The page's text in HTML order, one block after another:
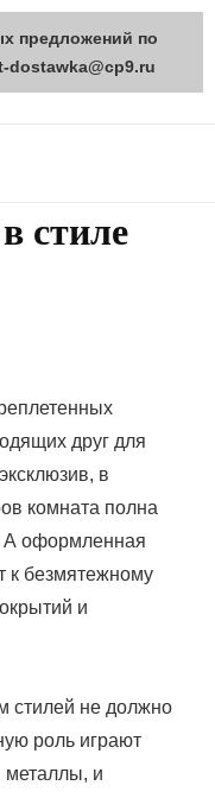
стиле
друг для
в
комната полна
А оформленная
к безмятежному
и
стилей не должно
роль играют
металлы, и
предложений по
dostawka@cp9.ru